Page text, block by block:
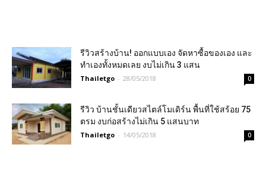
รีวิวสร้างบ้าน! ออกแบบเอง จัดหาซื้อของเอง และ
ทำเองทั้งหมดเลย งบไม่เกิน 3 แสน
Thailetgo - 28/05/2018 0
รีวิว บ้านชั้นเดียวสไตล์โมเดิร์น พื้นที่ใช้สร้อย 75
ตรม งบก่อสร้างไม่เกิน 5 แสนบาท
Thailetgo - 14/05/2018 0